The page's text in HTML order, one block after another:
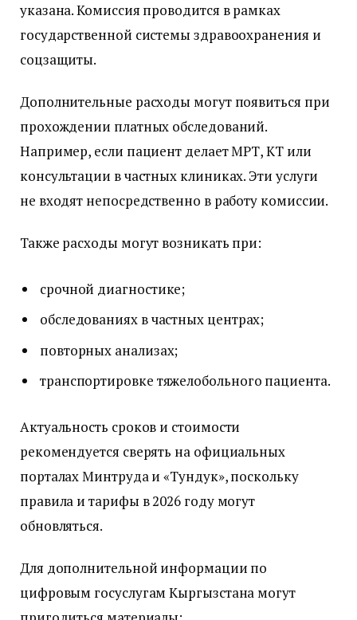
указана. Комиссия проводится в рамках
государственной системы здравоохранения и
соцзащиты.
Дополнительные расходы могут появиться при
прохождении платных обследований.
Например, если пациент делает МРТ, КТ или
консультации в частных клиниках. Эти услуги
не входят непосредственно в работу комиссии.
Также расходы могут возникать при:
срочной диагностике;
обследованиях в частных центрах;
повторных анализах;
транспортировке тяжелобольного пациента.
Актуальность сроков и стоимости
рекомендуется сверять на официальных
порталах Минтруда и «Тундук», поскольку
правила и тарифы в 2026 году могут
обновляться.
Для дополнительной информации по
цифровым госуслугам Кыргызстана могут